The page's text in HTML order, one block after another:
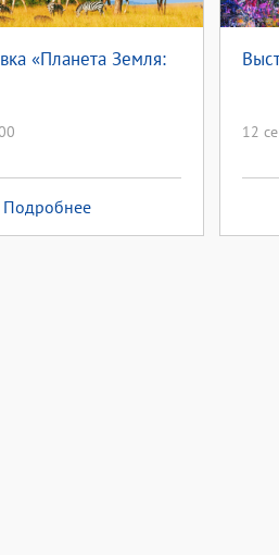
«Планета Земля:
Подробнее
12